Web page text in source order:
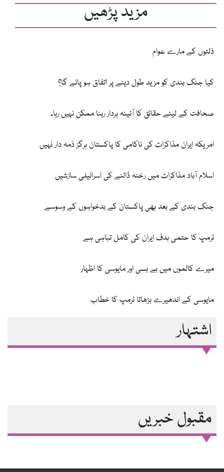
مزید پڑھیں
ذلتوں کے مارے عوام
کیا جنگ بندی کو مزید طول دینے پر اتفاق ہو پائے گا؟
صحافت کے لیئے حقائق کا آئینہ بردار رہنا ممکن نہیں رہا۔
امریکہ ایران مذاکرات کی ناکامی کا پاکستان ہرگز ذمہ دار نہیں
اسلام آباد مذاکرات میں رخنہ ڈالنے کی اسرائیلی سازشیں
جنگ بندی کے بعد بھی پاکستان کے بدخواہوں کے وسوسے
ٹرمپ کا حتمی ہدف ایران کی کامل تباہی ہے
میرے کالموں میں بے بسی اور مایوسی کا اظہار
مایوسی کے اندھیرے بڑھاتا ٹرمپ کا خطاب
اشتہار
مقبول خبریں